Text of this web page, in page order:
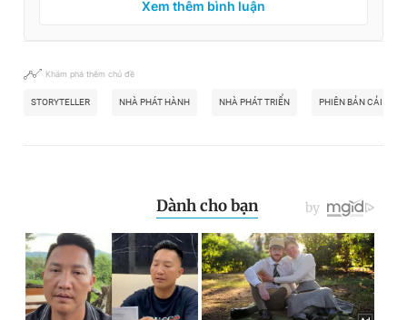
Xem thêm bình luận
Khám phá thêm chủ đề
STORYTELLER NHÀ PHÁT HÀNH NHÀ PHÁT TRIỂN PHIÊN BẢN CẢI TIẾN